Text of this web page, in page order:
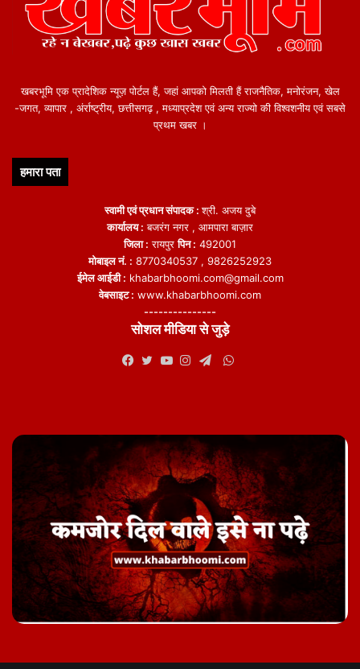
खबरभूमि एक प्रादेशिक न्यूज़ पोर्टल हैं, जहां आपको मिलती हैं राजनैतिक, मनोरंजन, खेल
-जगत, व्यापार , अंर्राष्ट्रीय, छत्तीसगढ़ , मध्याप्रदेश एवं अन्य राज्यो की विश्वशनीय एवं सबसे
प्रथम खबर ।
हमारा पता
स्वामी एवं प्रधान संपादक :श्री. अजय दुबे
कार्यालय : बजरंग नगर , आमपारा बाज़ार
जिला : रायपुरपिन : 492001
मोबाइल नं. : 8770340537 , 9826252923
ईमेल आईडी : khabarbhoomi.com@gmail.com
वेबसाइट : www.khabarbhoomi.com
---------------
सोशल मीडिया से जुड़े
WhatsApp